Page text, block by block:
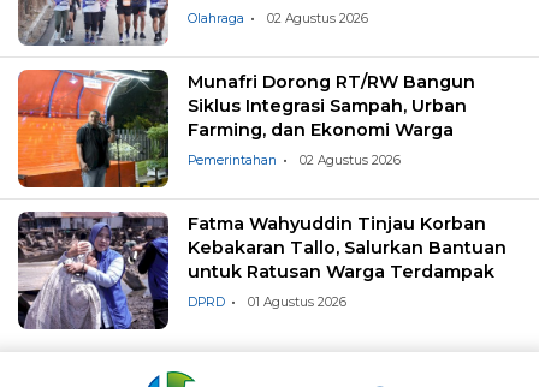
Olahraga 02 Agustus 2026
Munafri Dorong RT/RW Bangun
Siklus Integrasi Sampah, Urban
Farming, dan Ekonomi Warga
Pemerintahan 02 Agustus 2026
Fatma Wahyuddin Tinjau Korban
Kebakaran Tallo, Salurkan Bantuan
untuk Ratusan Warga Terdampak
DPRD 01 Agustus 2026